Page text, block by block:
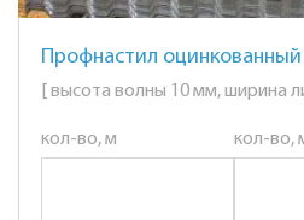
Профнастил оцинкованный
[ высота волны 10 мм, ширина
кол-во, м кол-во,